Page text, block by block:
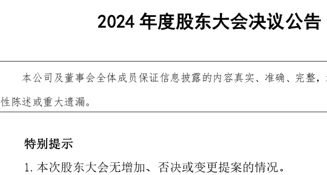
2024 年度股东大会决议公告
本公司及董事会全体成员保证信息披露的内容真实、准确、完整
性陈述或重大遗漏。
特别提示
1.本次股东大会无增加、 否决或变更提案的情况。